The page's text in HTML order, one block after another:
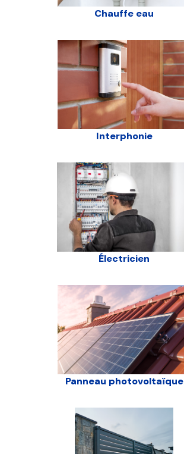
Chauffe eau
Interphonie
Électricien
Panneau photovoltaïque